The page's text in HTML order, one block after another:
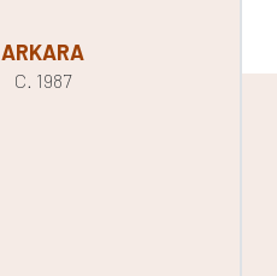
ARKARA
C. 1987